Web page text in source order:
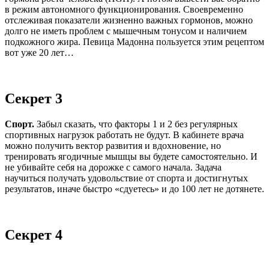
в режим автономного функционирования. Своевременно
отслеживая показатели жизненно важных гормонов, можно
долго не иметь проблем с мышечным тонусом и наличием
подкожного жира. Певица Мадонна пользуется этим рецептом
вот уже 20 лет…
Секрет 3
Спорт. Забыл сказать, что факторы 1 и 2 без регулярных
спортивных нагрузок работать не будут. В кабинете врача
можно получить вектор развития и вдохновение, но
тренировать ягодичные мышцы вы будете самостоятельно. И
не убивайте себя на дорожке с самого начала. Задача
научиться получать удовольствие от спорта и достигнутых
результатов, иначе быстро «сдуетесь» и до 100 лет не дотянете.
Секрет 4